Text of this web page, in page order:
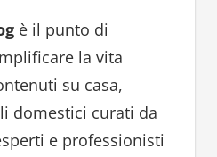
è il punto di
la vita
su casa,
domestici curati da
e professionisti